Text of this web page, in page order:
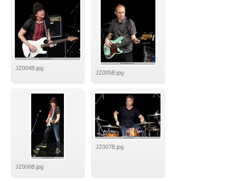
JZ004B.jpg
JZ005B.jpg
JZ006B.jpg
JZ007B.jpg